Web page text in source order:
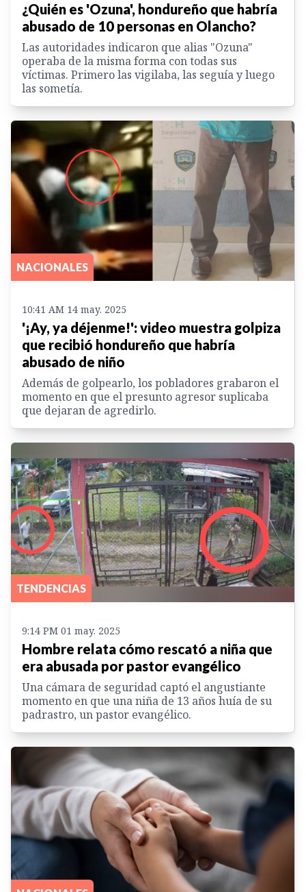
¿Quién es 'Ozuna', hondureño que habría
abusado de 10 personas en Olancho?
Las autoridades indicaron que alias "Ozuna"
operaba de la misma forma con todas sus
víctimas. Primero las vigilaba, las seguía y luego
las sometía.
NACIONALES
10:41 AM 14 may. 2025
'¡Ay, ya déjenme!': video muestra golpiza
que recibió hondureño que habría
abusado de niño
Además de golpearlo, los pobladores grabaron el
momento en que el presunto agresor suplicaba
que dejaran de agredirlo.
TENDENCIAS
9:14 PM 01 may. 2025
Hombre relata cómo rescató a niña que
era abusada por pastor evangélico
Una cámara de seguridad captó el angustiante
momento en que una niña de 13 años huía de su
padrastro, un pastor evangélico.